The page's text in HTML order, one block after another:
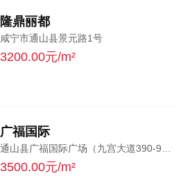
隆鼎丽都
咸宁市通山县景元路1号
3200.00元/m²
广福国际
通山县广福国际广场（九宫大道390-9号）
3500.00元/m²